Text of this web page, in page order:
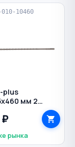
10460
plus
мм 2
₽
рынка